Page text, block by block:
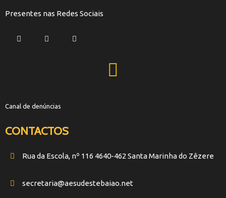
Presentes nas Redes Sociais
Canal de denúncias
CONTACTOS
Rua da Escola, nº 116 4640-462 Santa Marinha do Zêzere
secretaria@aesudestebaiao.net